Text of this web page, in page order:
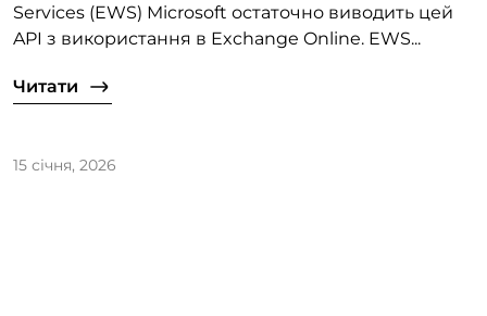
Services (EWS) Microsoft остаточно виводить цей
API з використання в Exchange Online. EWS...
Читати
15 січня, 2026